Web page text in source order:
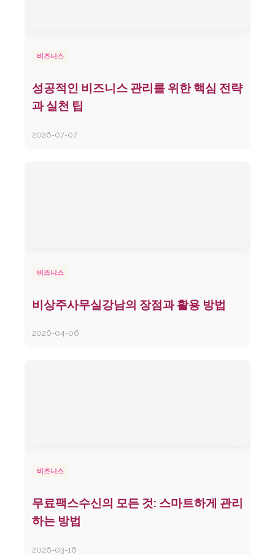
비즈니스
성공적인 비즈니스 관리를 위한 핵심 전략
과 실천 팁
2026-07-07
비즈니스
비상주사무실강남의 장점과 활용 방법
2026-04-06
비즈니스
무료팩스수신의 모든 것: 스마트하게 관리
하는 방법
2026-03-16